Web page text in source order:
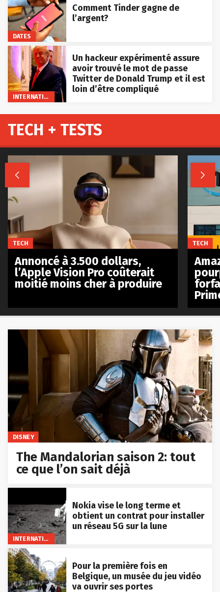
DATES
Comment Tinder gagne de
l’argent?
INTERNATIONAL
Un hackeur expérimenté assure
avoir trouvé le mot de passe
Twitter de Donald Trump et il est
loin d’être compliqué
DISNEY
The Mandalorian saison 2: tout
ce que l’on sait déjà
INTERNATIONAL
Nokia vise le long terme et
obtient un contrat pour installer
un réseau 5G sur la lune
Pour la première fois en
Belgique, un musée du jeu vidéo
va ouvrir ses portes
TECH + TESTS
 
TECH
Annoncé à 3.500 dollars,
l’Apple Vision Pro coûterait
moitié moins cher à produire
TECH